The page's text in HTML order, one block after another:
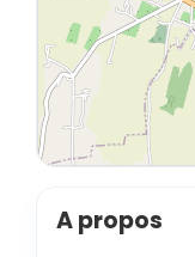
A propos